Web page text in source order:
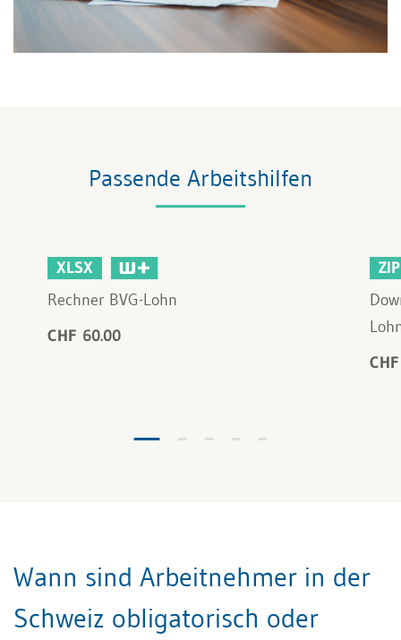
Passende Arbeitshilfen
XLSX
Rechner BVG-Lohn
CHF 60.00
ZIP
Wann sind Arbeitnehmer in der
Schweiz obligatorisch oder